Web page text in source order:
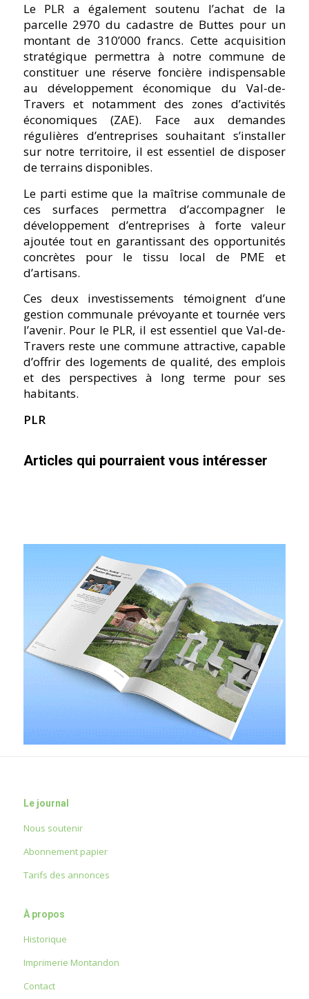
Le PLR a également soutenu l’achat de la
parcelle 2970 du cadastre de Buttes pour un
montant de 310’000 francs. Cette acquisition
stratégique permettra à notre commune de
constituer une réserve foncière indispensable
au développement économique du Val-de-
Travers et notamment des zones d’activités
économiques (ZAE). Face aux demandes
régulières d’entreprises souhaitant s’installer
sur notre territoire, il est essentiel de disposer
de terrains disponibles.
Le parti estime que la maîtrise communale de
ces surfaces permettra d’accompagner le
développement d’entreprises à forte valeur
ajoutée tout en garantissant des opportunités
concrètes pour le tissu local de PME et
d’artisans.
Ces deux investissements témoignent d’une
gestion communale prévoyante et tournée vers
l’avenir. Pour le PLR, il est essentiel que Val-de-
Travers reste une commune attractive, capable
d’offrir des logements de qualité, des emplois
et des perspectives à long terme pour ses
habitants.
PLR
Articles qui pourraient vous intéresser
Le journal
Nous soutenir
Abonnement papier
Tarifs des annonces
À propos
Historique
Imprimerie Montandon
Contact